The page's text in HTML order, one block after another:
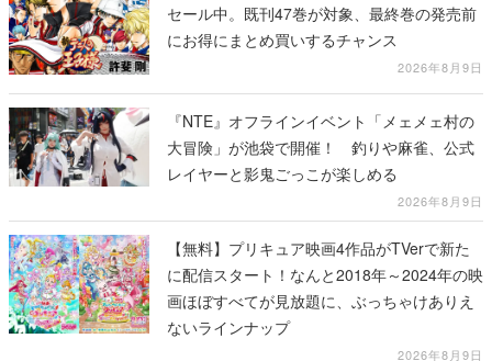
セール中。既刊47巻が対象、最終巻の発売前
にお得にまとめ買いするチャンス
2026年8月9日
『NTE』オフラインイベント「メェメェ村の
大冒険」が池袋で開催！ 釣りや麻雀、公式
レイヤーと影鬼ごっこが楽しめる
2026年8月9日
【無料】プリキュア映画4作品がTVerで新た
に配信スタート！なんと2018年～2024年の映
画ほぼすべてが見放題に、ぶっちゃけありえ
ないラインナップ
2026年8月9日